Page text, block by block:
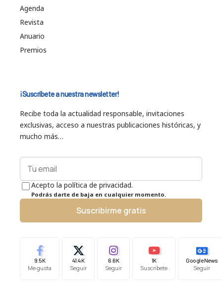
Agenda
Revista
Anuario
Premios
¡Suscríbete a nuestra newsletter!
Recibe toda la actualidad responsable, invitaciones
exclusivas, acceso a nuestras publicaciones históricas, y
mucho más…
Acepto la política de privacidad.
Podrás darte de baja en cualquier momento.
Suscribirme gratis
9.5K
Me gusta
41.4K
Seguir
6.6K
Seguir
1K
Suscríbete
Google News
Seguir